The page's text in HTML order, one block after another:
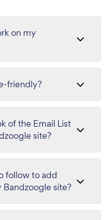
on my
friendly?
of the Email List
site?
follow to add
Bandzoogle site?